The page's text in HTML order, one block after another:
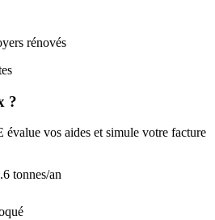
rénovés
?
évalue vos aides et simule votre facture
tonnes/an